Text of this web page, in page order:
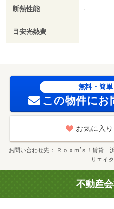
断熱性能 -
目安光熱費 -
無料・簡単
この物件にお
お気に入
お問い合わせ先
Ｒｏｏｍ’ｓ！賃貸
リエイ
不動産